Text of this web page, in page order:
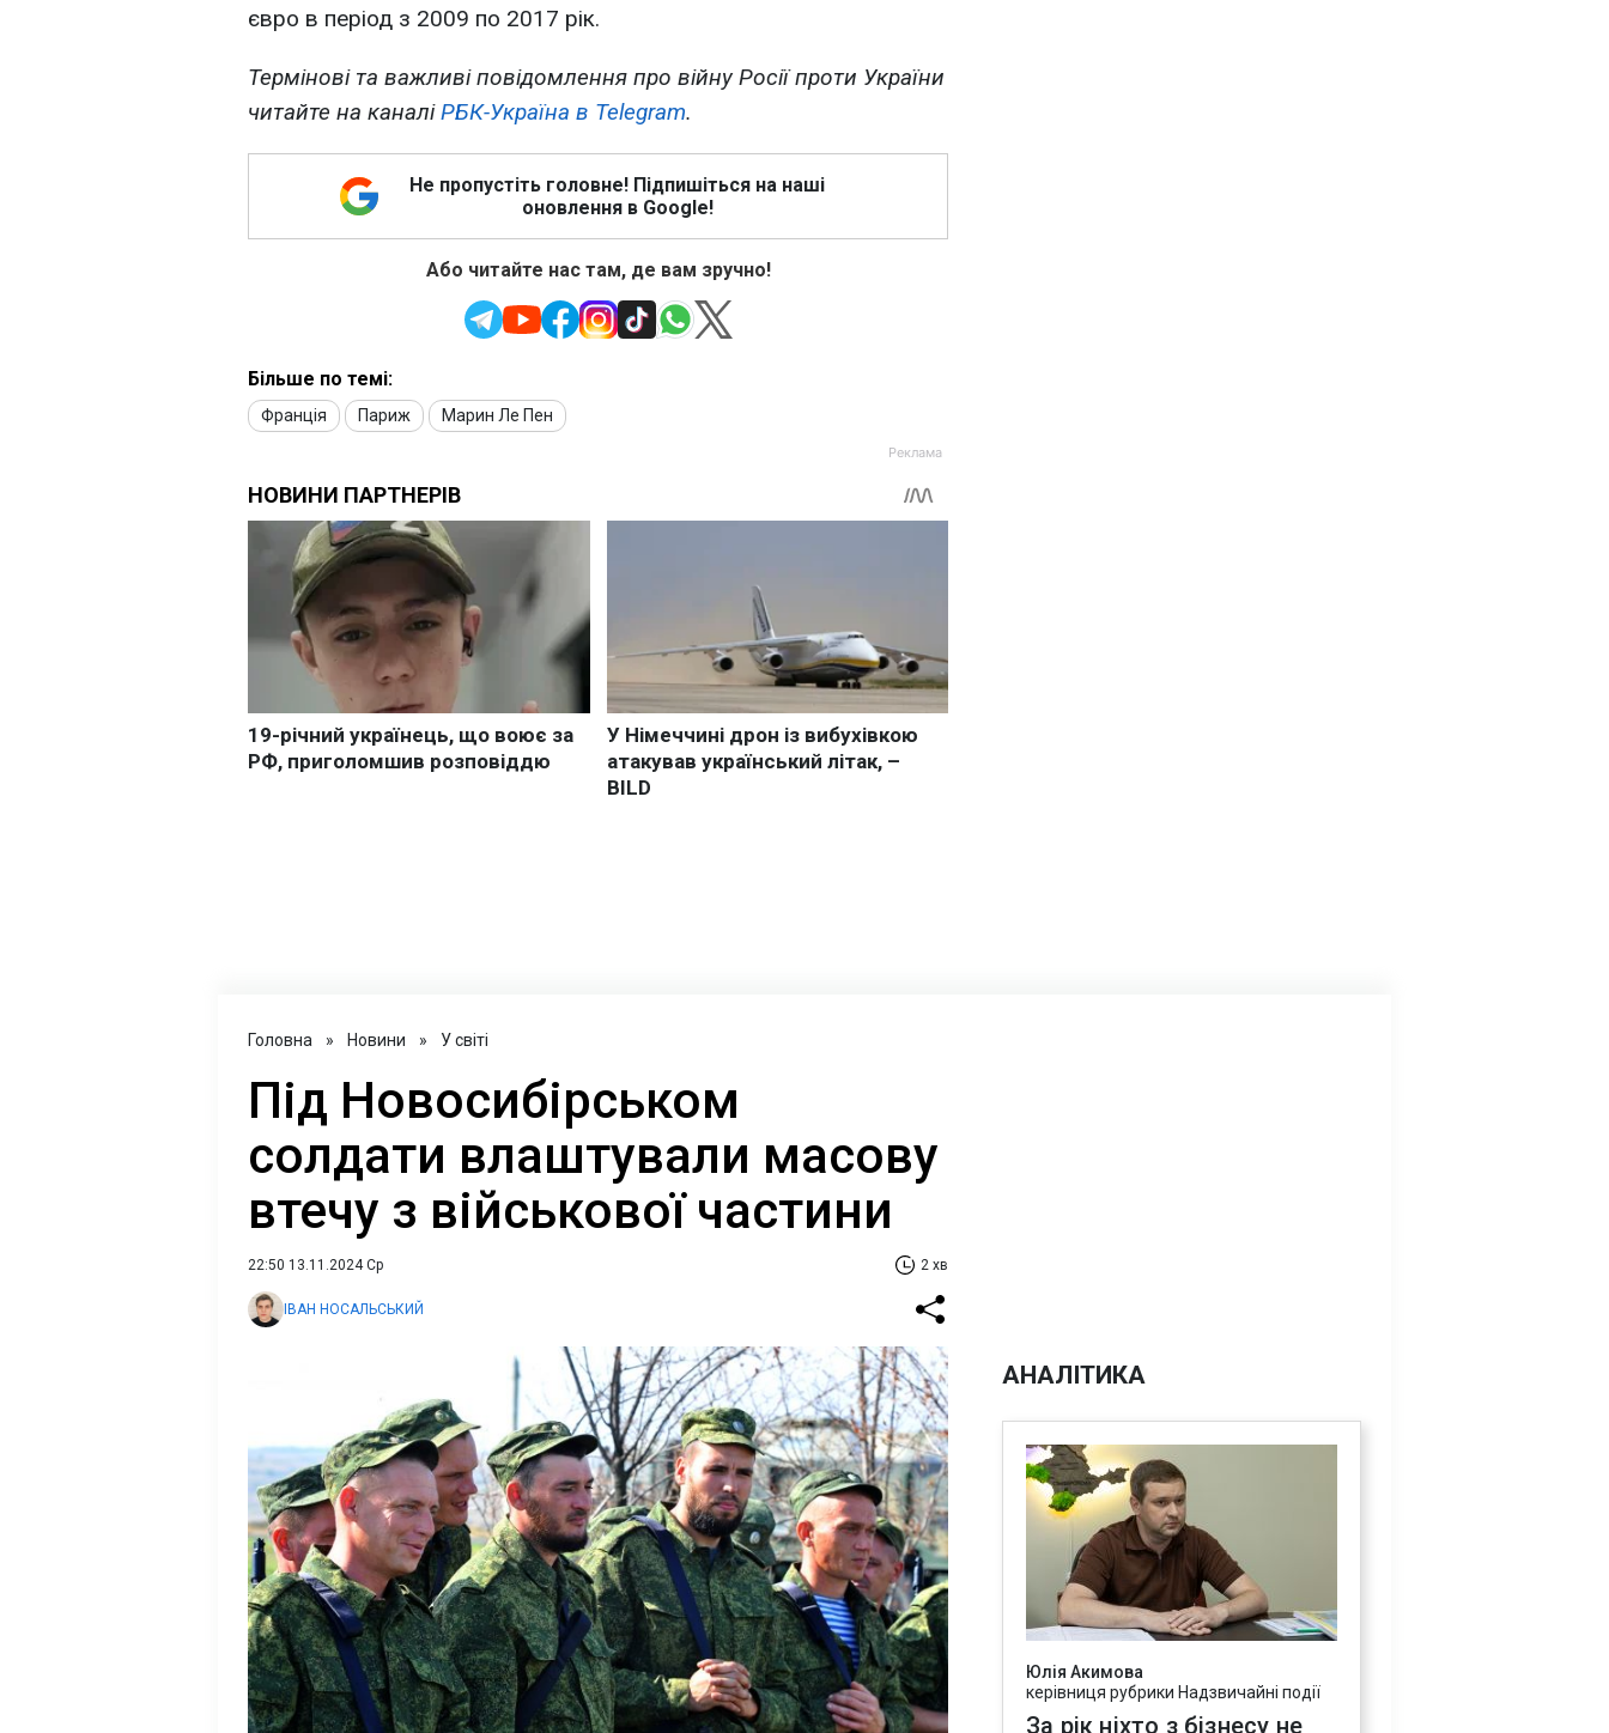
євро в період з 2009 по 2017 рік.
Термінові та важливі повідомлення про війну Росії проти України
читайте на каналіРБК-Україна в Telegram.
Не пропустіть головне! Підпишіться на наші
оновлення в Google!
Або читайте нас там, де вам зручно!
Більше по темі:
Франція Париж Марин Ле Пен
Головна » Новини » У світі
Під Новосибірськом
солдати влаштували масову
втечу з військової частини
22:50 13.11.2024 Ср 2 хв
ІВАН НОСАЛЬСЬКИЙ
АНАЛІТИКА
Юлія Акимова
керівниця рубрики Надзвичайні події
За рік ніхто з бізнесу не